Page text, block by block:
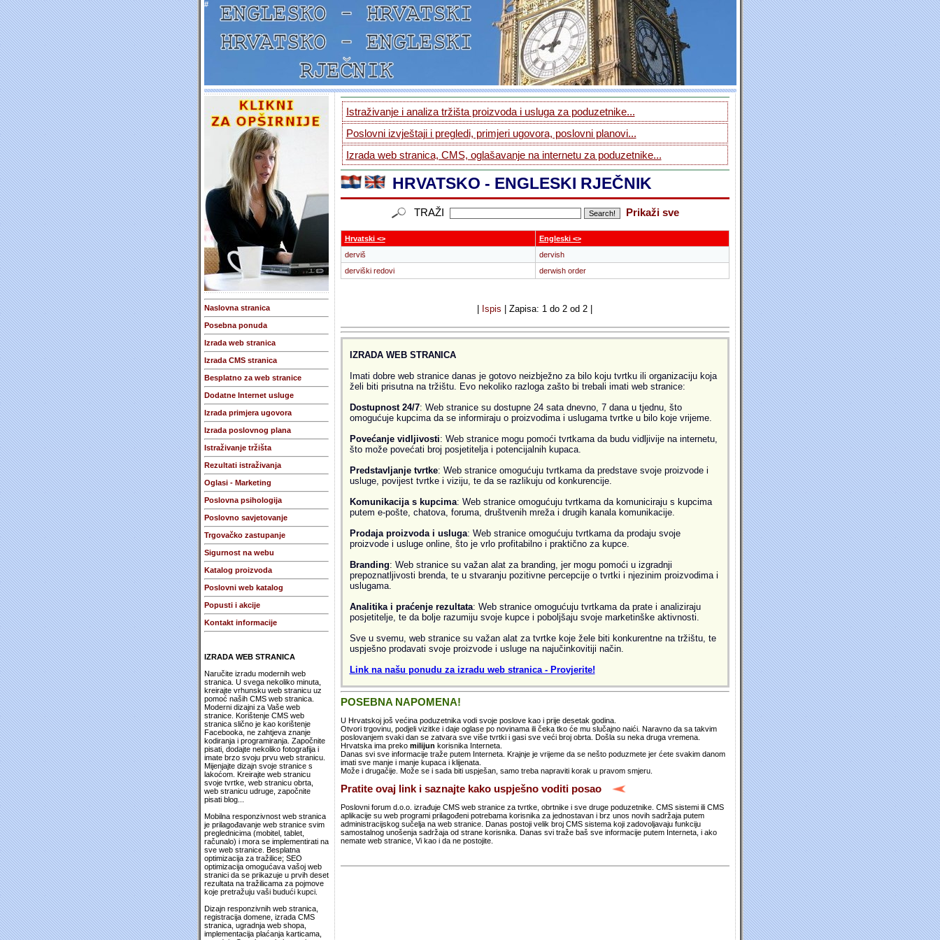
#
Naslovna stranica
Posebna ponuda
Izrada web stranica
Izrada CMS stranica
Besplatno za web stranice
Dodatne Internet usluge
Izrada primjera ugovora
Izrada poslovnog plana
Istraživanje tržišta
Rezultati istraživanja
Oglasi - Marketing
Poslovna psihologija
Poslovno savjetovanje
Trgovačko zastupanje
Sigurnost na webu
Katalog proizvoda
Poslovni web katalog
Popusti i akcije
Kontakt informacije
IZRADA WEB STRANICA
Naručite izradu modernih web
stranica. U svega nekoliko minuta,
kreirajte vrhunsku web stranicu uz
pomoć naših CMS web stranica.
Moderni dizajni za Vaše web
stranice. Korištenje CMS web
stranica slično je kao korištenje
Facebooka, ne zahtjeva znanje
kodiranja i programiranja. Započnite
pisati, dodajte nekoliko fotografija i
imate brzo svoju prvu web stranicu.
Mijenjajte dizajn svoje stranice s
lakoćom. Kreirajte web stranicu
svoje tvrtke, web stranicu obrta,
web stranicu udruge, započnite
pisati blog...
Mobilna responzivnost web stranica
je prilagođavanje web stranice svim
preglednicima (mobitel, tablet,
računalo) i mora se implementirati na
sve web stranice. Besplatna
optimizacija za tražilice; SEO
optimizacija omogućava vašoj web
stranici da se prikazuje u prvih deset
rezultata na tražilicama za pojmove
koje pretražuju vaši budući kupci.
Dizajn responzivnih web stranica,
registracija domene, izrada CMS
stranica, ugradnja web shopa,
implementacija plaćanja karticama,
Istraživanje i analiza tržišta proizvoda i usluga za poduzetnike...
Poslovni izvještaji i pregledi, primjeri ugovora, poslovni planovi...
Izrada web stranica, CMS, oglašavanje na internetu za poduzetnike...
HRVATSKO - ENGLESKI RJEČNIK
TRAŽI Prikaži sve
Hrvatski <>
Engleski <>
derviš
dervish
derviški redovi
derwish order
Ispis | Zapisa: 1 do 2 od 2 |
IZRADA WEB STRANICA
Imati dobre web stranice danas je gotovo neizbježno za bilo koju tvrtku ili organizaciju koja
želi biti prisutna na tržištu. Evo nekoliko razloga zašto bi trebali imati web stranice:
Dostupnost 24/7: Web stranice su dostupne 24 sata dnevno, 7 dana u tjednu, što
omogućuje kupcima da se informiraju o proizvodima i uslugama tvrtke u bilo koje vrijeme.
Povećanje vidljivosti: Web stranice mogu pomoći tvrtkama da budu vidljivije na internetu,
što može povećati broj posjetitelja i potencijalnih kupaca.
Predstavljanje tvrtke: Web stranice omogućuju tvrtkama da predstave svoje proizvode i
usluge, povijest tvrtke i viziju, te da se razlikuju od konkurencije.
Komunikacija s kupcima: Web stranice omogućuju tvrtkama da komuniciraju s kupcima
putem e-pošte, chatova, foruma, društvenih mreža i drugih kanala komunikacije.
Prodaja proizvoda i usluga: Web stranice omogućuju tvrtkama da prodaju svoje
proizvode i usluge online, što je vrlo profitabilno i praktično za kupce.
Branding: Web stranice su važan alat za branding, jer mogu pomoći u izgradnji
prepoznatljivosti brenda, te u stvaranju pozitivne percepcije o tvrtki i njezinim proizvodima i
uslugama.
Analitika i praćenje rezultata: Web stranice omogućuju tvrtkama da prate i analiziraju
posjetitelje, te da bolje razumiju svoje kupce i poboljšaju svoje marketinške aktivnosti.
Sve u svemu, web stranice su važan alat za tvrtke koje žele biti konkurentne na tržištu, te
uspješno prodavati svoje proizvode i usluge na najučinkovitiji način.
Link na našu ponudu za izradu web stranica - Provjerite!
POSEBNA NAPOMENA!
U Hrvatskoj još većina poduzetnika vodi svoje poslove kao i prije desetak godina.
Otvori trgovinu, podjeli vizitke i daje oglase po novinama ili čeka tko će mu slučajno naići. Naravno da sa takvim
poslovanjem svaki dan se zatvara sve više tvrtki i gasi sve veći broj obrta. Došla su neka druga vremena.
Hrvatska ima preko milijun korisnika Interneta.
Danas svi sve informacije traže putem Interneta. Krajnje je vrijeme da se nešto poduzmete jer ćete svakim danom
imati sve manje i manje kupaca i klijenata.
Može i drugačije. Može se i sada biti uspješan, samo treba napraviti korak u pravom smjeru.
Pratite ovaj link i saznajte kako uspješno voditi posao
Poslovni forum d.o.o. izrađuje CMS web stranice za tvrtke, obrtnike i sve druge poduzetnike. CMS sistemi ili CMS
aplikacije su web programi prilagođeni potrebama korisnika za jednostavan i brz unos novih sadržaja putem
administracijskog sučelja na web stranice. Danas postoji velik broj CMS sistema koji zadovoljavaju funkciju
samostalnog unošenja sadržaja od strane korisnika. Danas svi traže baš sve informacije putem Interneta, i ako
nemate web stranice, Vi kao i da ne postojite.